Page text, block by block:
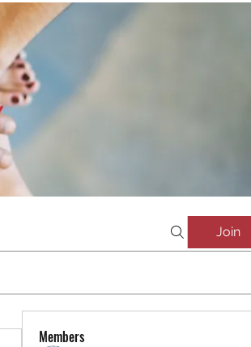
Join
Members